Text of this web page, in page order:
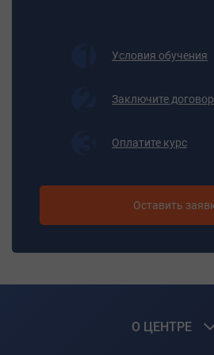
- технологический процесс
их обслуживания;
- правила безопасной работы;
- инструкции по обслуживанию
Документ об обучении
Условия обучения
Заключите договор
Оплатите курс
Оставить
О ЦЕНТРЕ